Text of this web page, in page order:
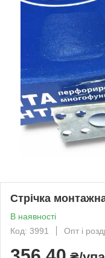
Стрічка
В наявності
Код: 3991
Опт і